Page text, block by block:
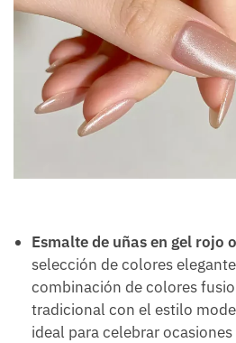
Esmalte de uñas en gel rojo
selección de colores
combinación de colores
tradicional con el estilo
ideal para celebrar